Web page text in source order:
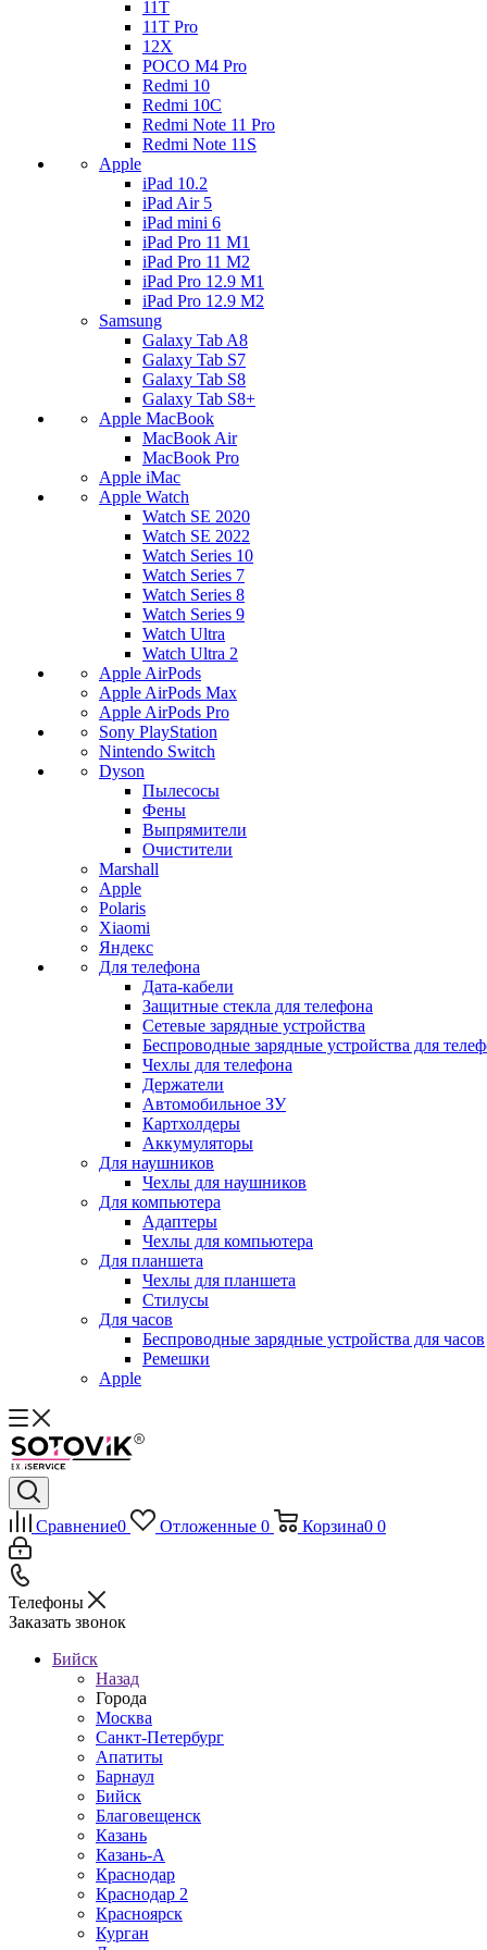
11T
11T Pro
12X
POCO M4 Pro
Redmi 10
Redmi 10C
Redmi Note 11 Pro
Redmi Note 11S
Apple
iPad 10.2
iPad Air 5
iPad mini 6
iPad Pro 11 M1
iPad Pro 11 M2
iPad Pro 12.9 M1
iPad Pro 12.9 M2
Samsung
Galaxy Tab A8
Galaxy Tab S7
Galaxy Tab S8
Galaxy Tab S8+
Apple MacBook
MacBook Air
MacBook Pro
Apple iMac
Apple Watch
Watch SE 2020
Watch SE 2022
Watch Series 10
Watch Series 7
Watch Series 8
Watch Series 9
Watch Ultra
Watch Ultra 2
Apple AirPods
Apple AirPods Max
Apple AirPods Pro
Sony PlayStation
Nintendo Switch
Dyson
Пылесосы
Фены
Выпрямители
Очистители
Marshall
Apple
Polaris
Xiaomi
Яндекс
Для телефона
Дата-кабели
Защитные стекла для телефона
Сетевые зарядные устройства
Беспроводные зарядные устройства для
Чехлы для телефона
Держатели
Автомобильное ЗУ
Картхолдеры
Аккумуляторы
Для наушников
Чехлы для наушников
Для компьютера
Адаптеры
Чехлы для компьютера
Для планшета
Чехлы для планшета
Стилусы
Для часов
Беспроводные зарядные устройства для часов
Ремешки
Apple
Сравнение0 Отложенные 0 Корзина0 0
Телефоны
Заказать звонок
Бийск
Назад
Города
Москва
Санкт-Петербург
Апатиты
Барнаул
Бийск
Благовещенск
Казань
Казань-А
Краснодар
Краснодар 2
Красноярск
Курган